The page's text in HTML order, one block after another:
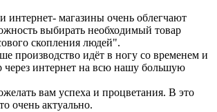
интернет- магазины очень облегчают
выбирать необходимый товар
скопления людей".
производство идёт в ногу со временем и
через интернет на всю нашу большую
вам успеха и процветания. В это
очень актуально.